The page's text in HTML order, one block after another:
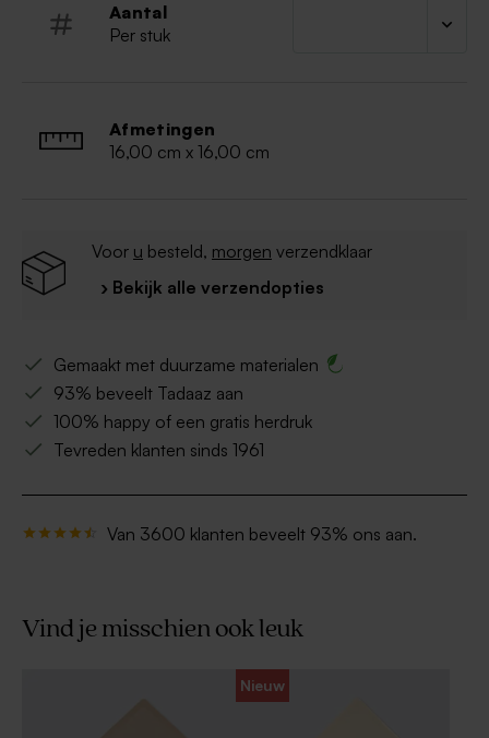
Aantal
Per stuk
Afmetingen
16,00 cm x 16,00 cm
Voor u besteld, morgen verzendklaar
› Bekijk alle verzendopties
Gemaakt met duurzame materialen
93% beveelt Tadaaz aan
100% happy of een gratis herdruk
Tevreden klanten sinds 1961
Van 3600 klanten beveelt 93% ons aan.
Vind je misschien ook leuk
Nieuw